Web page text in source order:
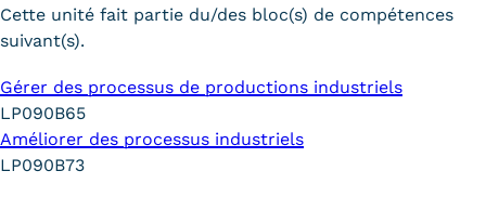
Cette unité fait partie du/des bloc(s) de compétences
suivant(s).
Gérer des processus de productions industriels
LP090B65
Améliorer des processus industriels
LP090B73